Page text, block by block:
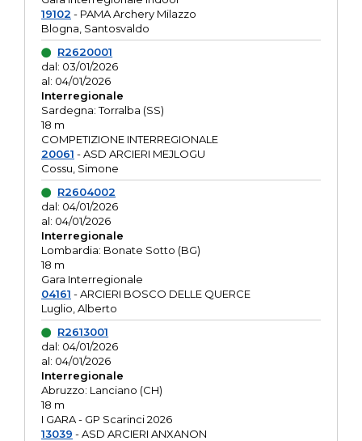
19102 - PAMA Archery Milazzo
Blogna, Santosvaldo
R2620001
dal: 03/01/2026
al: 04/01/2026
Interregionale
Sardegna: Torralba (SS)
18 m
COMPETIZIONE INTERREGIONALE
20061 - ASD ARCIERI MEJLOGU
Cossu, Simone
R2604002
dal: 04/01/2026
al: 04/01/2026
Interregionale
Lombardia: Bonate Sotto (BG)
18 m
Gara Interregionale
04161 - ARCIERI BOSCO DELLE QUERCE
Luglio, Alberto
R2613001
dal: 04/01/2026
al: 04/01/2026
Interregionale
Abruzzo: Lanciano (CH)
18 m
I GARA - GP Scarinci 2026
13039 - ASD ARCIERI ANXANON